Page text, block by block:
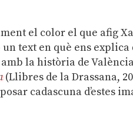
el color el que afig
un text en què ens
la història de
(Llibres de la Drassana,
cadascuna d’estes